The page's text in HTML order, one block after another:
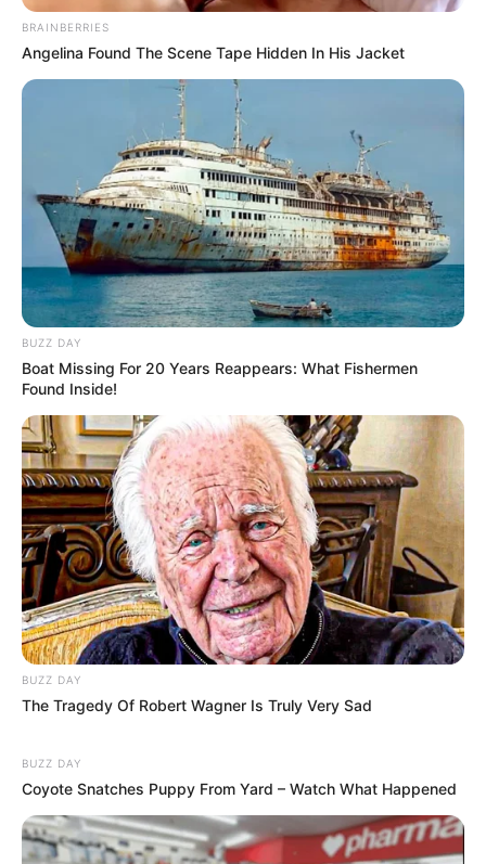
Categories
All
Geheimtipp: pancakes rezept einfach wie
vom Profi – sofort ausprobieren!
Dein neues Lieblingsgericht: eierkuchen
rezept – schnell & genial!
Search
BRAINBERRIES
Angelina Found The Scene Tape Hidden In His Jacket
BUZZ DAY
Boat Missing For 20 Years Reappears: What Fishermen
Found Inside!
BUZZ DAY
The Tragedy Of Robert Wagner Is Truly Very Sad
BUZZ DAY
Coyote Snatches Puppy From Yard – Watch What Happened